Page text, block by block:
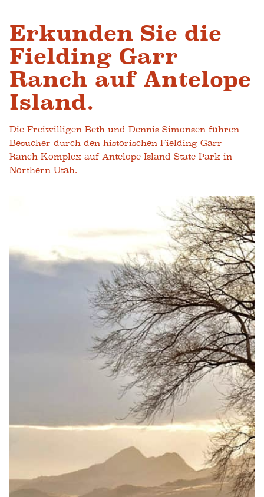
Erkunden Sie die
Fielding Garr
Ranch auf Antelope
Island.
Die Freiwilligen Beth und Dennis Simonsen führen
Besucher durch den historischen Fielding Garr
Ranch-Komplex auf Antelope Island State Park in
Northern Utah.